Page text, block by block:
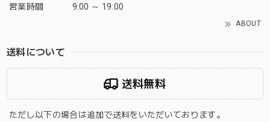
営業時間
9:00 ～ 19:00
ABOUT
送料について
送料無料
ただし以下の場合は追加で送料をいただいております。